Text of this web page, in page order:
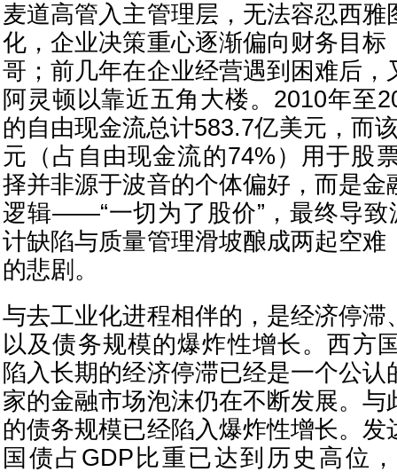
麦道高管入主管理层，无法容忍西雅
化，企业决策重心逐渐偏向财务目标
哥；前几年在企业经营遇到困难后，
阿灵顿以靠近五角大楼。2010年至
的自由现金流总计583.7亿美元，而
元（占自由现金流的74%）用于股
择并非源于波音的个体偏好，而是金
逻辑——“一切为了股价”，最终导致
计缺陷与质量管理滑坡酿成两起空难
的悲剧。
与去工业化进程相伴的，是经济停滞
以及债务规模的爆炸性增长。西方
陷入长期的经济停滞已经是一个公认
家的金融市场泡沫仍在不断发展。与
的债务规模已经陷入爆炸性增长。发
国债占GDP比重已达到历史高位